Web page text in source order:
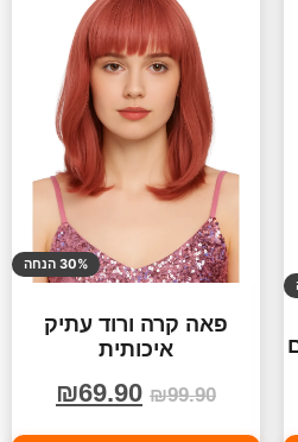
30% הנחה
פאה קרה ורוד עתיק
איכותית
₪99.90
₪69.90